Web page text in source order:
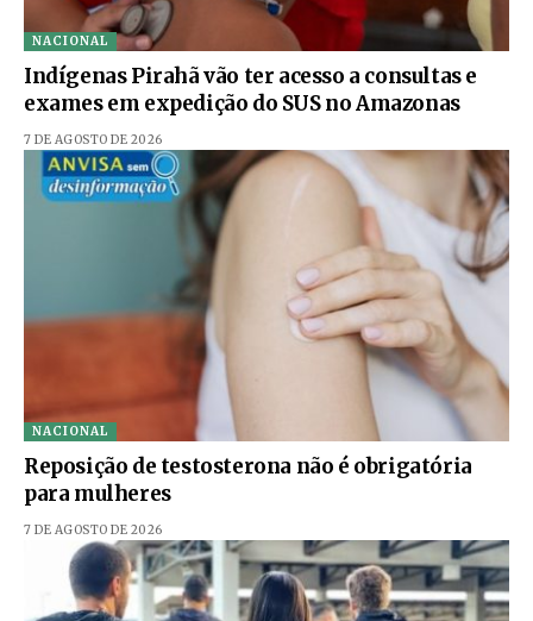
NACIONAL
Indígenas Pirahã vão ter acesso a consultas e
exames em expedição do SUS no Amazonas
7 DE AGOSTO DE 2026
NACIONAL
Reposição de testosterona não é obrigatória
para mulheres
7 DE AGOSTO DE 2026